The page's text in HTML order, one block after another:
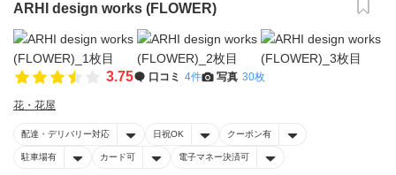
ARHI design works (FLOWER)
3.75 口コミ 4件 写真 30枚
花・花屋
配達・デリバリー対応 日祝OK クーポン有
駐車場有 カード可 電子マネー決済可